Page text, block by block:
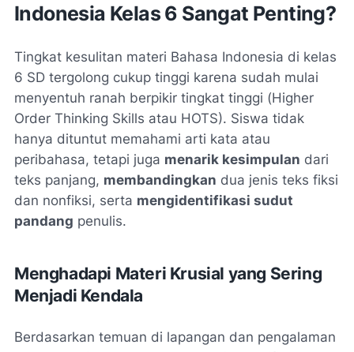
Indonesia Kelas 6 Sangat Penting?
Tingkat kesulitan materi Bahasa Indonesia di kelas
6 SD tergolong cukup tinggi karena sudah mulai
menyentuh ranah berpikir tingkat tinggi (Higher
Order Thinking Skills atau HOTS). Siswa tidak
hanya dituntut memahami arti kata atau
peribahasa, tetapi juga menarik kesimpulan dari
teks panjang, membandingkan dua jenis teks fiksi
dan nonfiksi, serta mengidentifikasi sudut
pandang penulis.
Menghadapi Materi Krusial yang Sering
Menjadi Kendala
Berdasarkan temuan di lapangan dan pengalaman